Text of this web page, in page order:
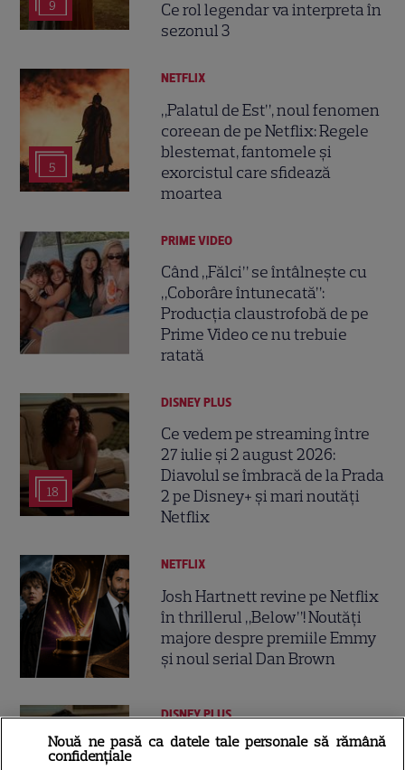
9
Ce rol legendar va interpreta în
sezonul 3
5
NETFLIX
„Palatul de Est”, noul fenomen
coreean de pe Netflix: Regele
blestemat, fantomele și
exorcistul care sfidează
moartea
PRIME VIDEO
Când „Fălci” se întâlnește cu
„Coborâre întunecată”:
Producția claustrofobă de pe
Prime Video ce nu trebuie
ratată
18
DISNEY PLUS
Ce vedem pe streaming între
27 iulie și 2 august 2026:
Diavolul se îmbracă de la Prada
2 pe Disney+ și mari noutăți
Netflix
NETFLIX
Josh Hartnett revine pe Netflix
în thrillerul „Below”! Noutăți
majore despre premiile Emmy
și noul serial Dan Brown
DISNEY PLUS
Care-i buna și care-i reaua?
Nouă ne pasă ca datele tale personale să rămână
confidențiale